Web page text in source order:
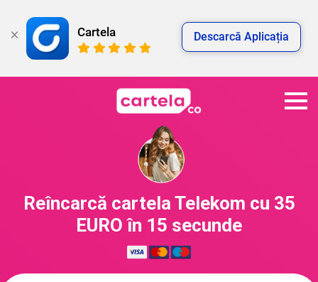
Cartela Descarcă Aplicația
Reîncarcă cartela Telekom cu 35
EURO în 15 secunde